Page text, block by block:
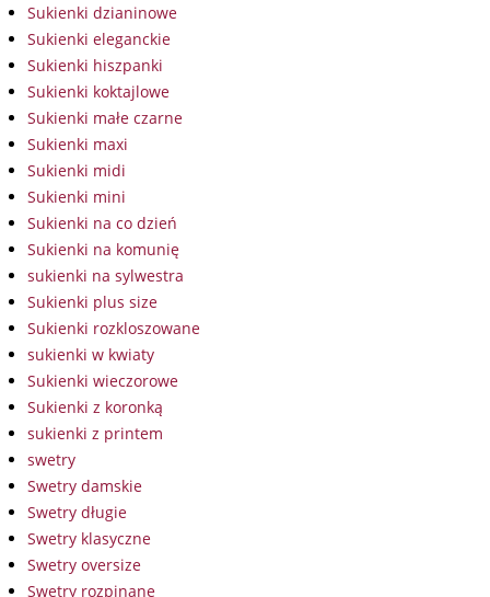
Sukienki dzianinowe
Sukienki eleganckie
Sukienki hiszpanki
Sukienki koktajlowe
Sukienki małe czarne
Sukienki maxi
Sukienki midi
Sukienki mini
Sukienki na co dzień
Sukienki na komunię
sukienki na sylwestra
Sukienki plus size
Sukienki rozkloszowane
sukienki w kwiaty
Sukienki wieczorowe
Sukienki z koronką
sukienki z printem
swetry
Swetry damskie
Swetry długie
Swetry klasyczne
Swetry oversize
Swetry rozpinane